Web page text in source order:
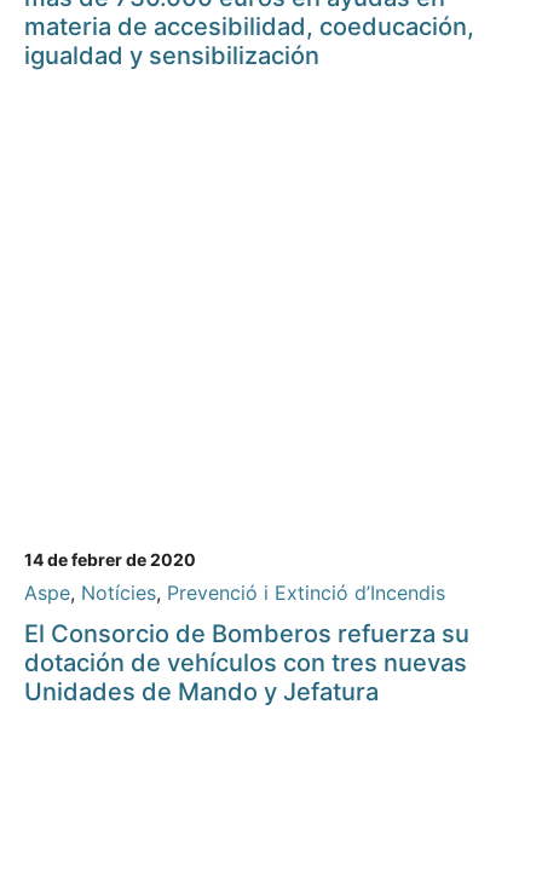
materia de accesibilidad, coeducación,
igualdad y sensibilización
14 de febrer de 2020
Aspe, Notícies, Prevenció i Extinció d’Incendis
El Consorcio de Bomberos refuerza su
dotación de vehículos con tres nuevas
Unidades de Mando y Jefatura